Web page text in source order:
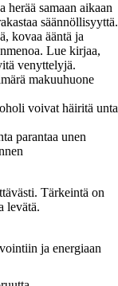
herää samaan aikaan
säännöllisyyttä.
kovaa ääntä ja
Lue kirjaa,
venyttelyjä.
makuuhuone
voivat häiritä unta
parantaa unen
Tärkeintä on
levätä.
ja energiaan